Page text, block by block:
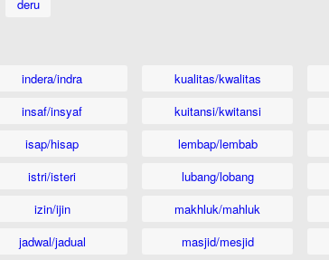
deru
indera/indra
insaf/insyaf
isap/hisap
istri/isteri
izin/ijin
jadwal/jadual
kualitas/kwalitas
kuitansi/kwitansi
lembap/lembab
lubang/lobang
makhluk/mahluk
masjid/mesjid